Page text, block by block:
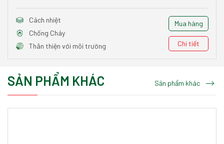
Cách nhiệt
Chống Cháy
Thân thiện với môi trường
Mua hàng
Chi tiết
SẢN PHẨM KHÁC Sản phẩm khác